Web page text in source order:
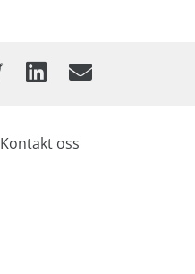
Kontakt oss